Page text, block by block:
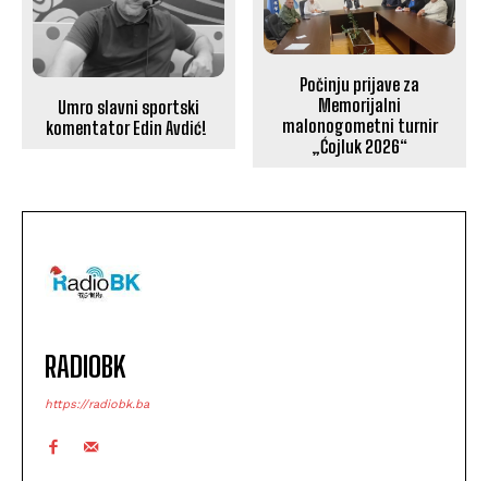
Umro slavni sportski
komentator Edin Avdić!
Počinju prijave za
Memorijalni
malonogometni turnir
„Ćojluk 2026“
RADIOBK
https://radiobk.ba